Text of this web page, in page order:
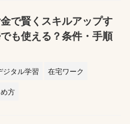
で賢くスキルアップす
も使える？条件・手順
ジタル学習
在宅ワーク
方